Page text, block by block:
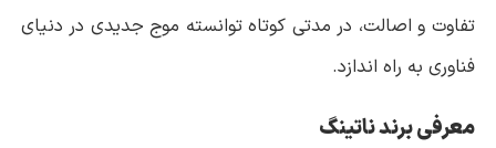
تفاوت و اصالت، در مدتی کوتاه توانسته موج جدیدی در دنیای
فناوری به راه اندازد.
معرفی برند ناتینگ‌